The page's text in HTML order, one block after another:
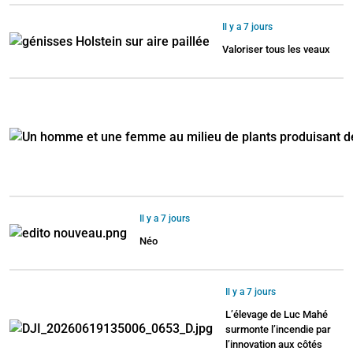
Il y a 7 jours
Valoriser tous les veaux
Il y a 7 jours
Néo
Il y a 7 jours
L’élevage de Luc Mahé
surmonte l’incendie par
l’innovation aux côtés